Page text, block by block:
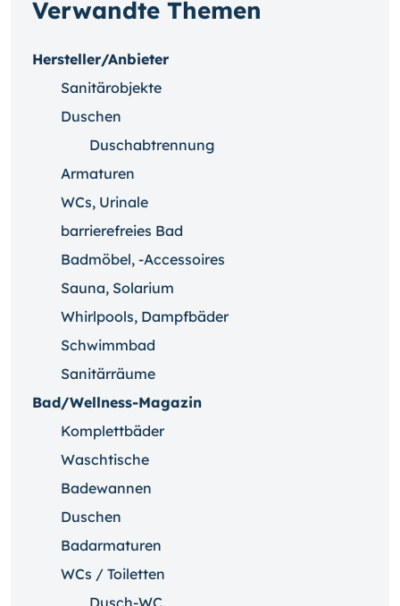
Verwandte Themen
Hersteller/Anbieter
Sanitärobjekte
Duschen
Duschabtrennung
Armaturen
WCs, Urinale
barrierefreies Bad
Badmöbel, -Accessoires
Sauna, Solarium
Whirlpools, Dampfbäder
Schwimmbad
Sanitärräume
Bad/Wellness-Magazin
Komplettbäder
Waschtische
Badewannen
Duschen
Badarmaturen
WCs / Toiletten
Dusch-WC